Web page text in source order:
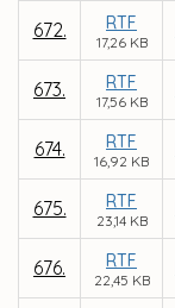
672. RTF
17,26 KB
673. RTF
17,56 KB
674. RTF
16,92 KB
675. RTF
23,14 KB
676. RTF
22,45 KB